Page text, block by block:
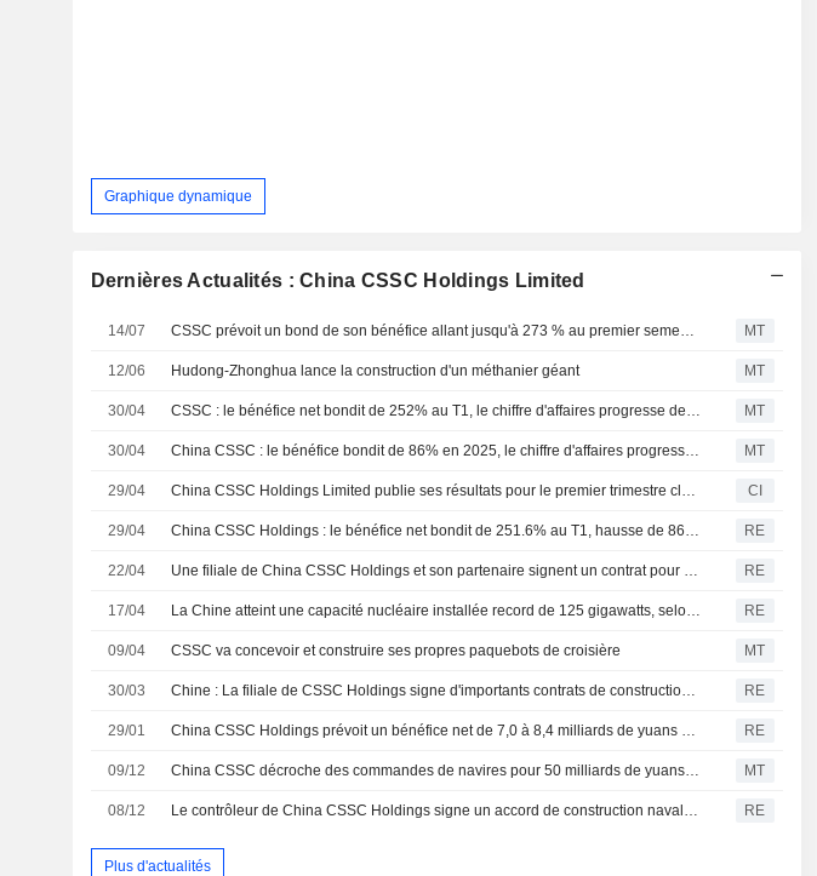
Graphique dynamique
Dernières Actualités : China CSSC Holdings Limited
14/07 CSSC prévoit un bond de son bénéfice allant jusqu'à 273 % au premier semestre MT
12/06 Hudong-Zhonghua lance la construction d'un méthanier géant MT
30/04 CSSC : le bénéfice net bondit de 252% au T1, le chiffre d'affaires progresse de 55% ; le titre gagne 3% MT
30/04 China CSSC : le bénéfice bondit de 86% en 2025, le chiffre d'affaires progresse de 14% ; le titre gagne 3% MT
29/04 China CSSC Holdings Limited publie ses résultats pour le premier trimestre clos le 31 mars 2026 CI
29/04 China CSSC Holdings : le bénéfice net bondit de 251.6% au T1, hausse de 86% du résultat annuel 2025 RE
22/04 Une filiale de China CSSC Holdings et son partenaire signent un contrat pour la construction de porte-conteneurs RE
17/04 La Chine atteint une capacité nucléaire installée record de 125 gigawatts, selon les médias d'Etat RE
09/04 CSSC va concevoir et construire ses propres paquebots de croisière MT
30/03 Chine : La filiale de CSSC Holdings signe d'importants contrats de construction navale RE
29/01 China CSSC Holdings prévoit un bénéfice net de 7,0 à 8,4 milliards de yuans en 2025 RE
09/12 China CSSC décroche des commandes de navires pour 50 milliards de yuans ; le titre gagne 3 % MT
08/12 Le contrôleur de China CSSC Holdings signe un accord de construction navale avec Cosco Shipping RE
Plus d'actualités